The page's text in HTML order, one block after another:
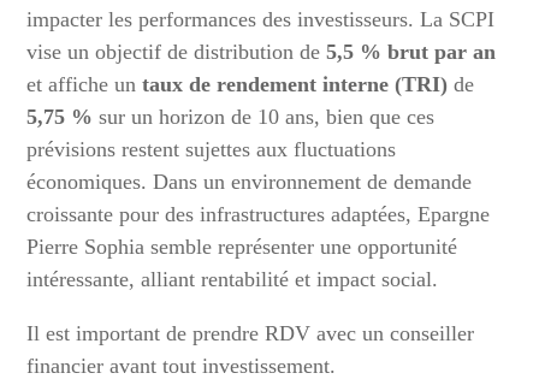
impacter les performances des investisseurs. La SCPI
vise un objectif de distribution de5,5 % brut par an
et affiche untaux de rendement interne (TRI) de
5,75 % sur un horizon de 10 ans, bien que ces
prévisions restent sujettes aux fluctuations
économiques. Dans un environnement de demande
croissante pour des infrastructures adaptées, Epargne
Pierre Sophia semble représenter une opportunité
intéressante, alliant rentabilité et impact social.
Il est important de prendre RDV avec un conseiller
financier avant tout investissement.